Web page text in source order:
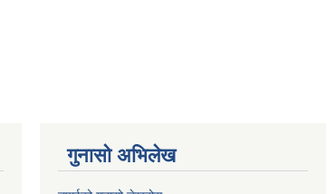
गुनासो अभिलेख